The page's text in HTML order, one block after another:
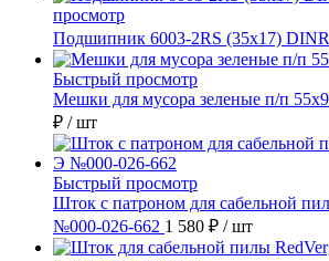
просмотр
Подшипник 6003-2RS (35х17)
Быстрый просмотр
Мешки для мусора зеленые п/п
₽ / шт
Быстрый просмотр
Шток с патроном для сабельной
№000-026-662 1 580 ₽ / шт